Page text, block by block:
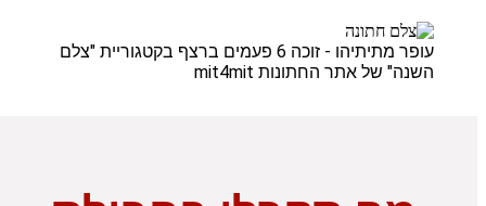
עופר מתיתיהו - זוכה 6 פעמים ברצף בקטגוריית "צלם
השנה" של אתר החתונות mit4mit​